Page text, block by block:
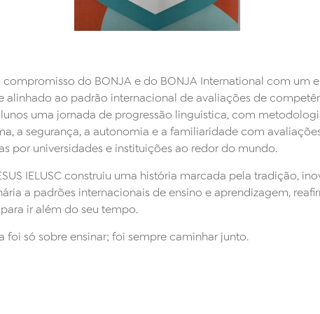
do BONJA e do BONJA International com um
alinhado ao padrão internacional de avaliações de
uma jornada de progressão linguística, com
a segurança, a autonomia e a familiaridade com
por universidades e instituições ao redor do mundo.
IELUSC construiu uma história marcada pela tradição,
a padrões internacionais de ensino e aprendizagem,
ir além do seu tempo.
foi só sobre ensinar; foi sempre caminhar junto.